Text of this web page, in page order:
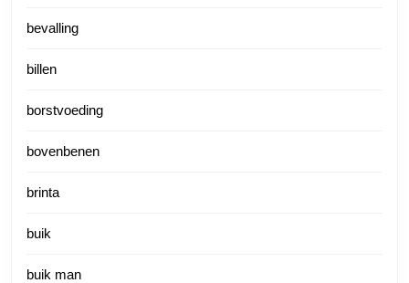
bevalling
billen
borstvoeding
bovenbenen
brinta
buik
buik man